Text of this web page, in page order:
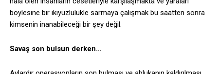
böylesine bir ikiyüzlülükle sarmaya çalışmak bu saatten sonra
kimsenin inanabileceği bir şey değil.
Savaş son bulsun derken…